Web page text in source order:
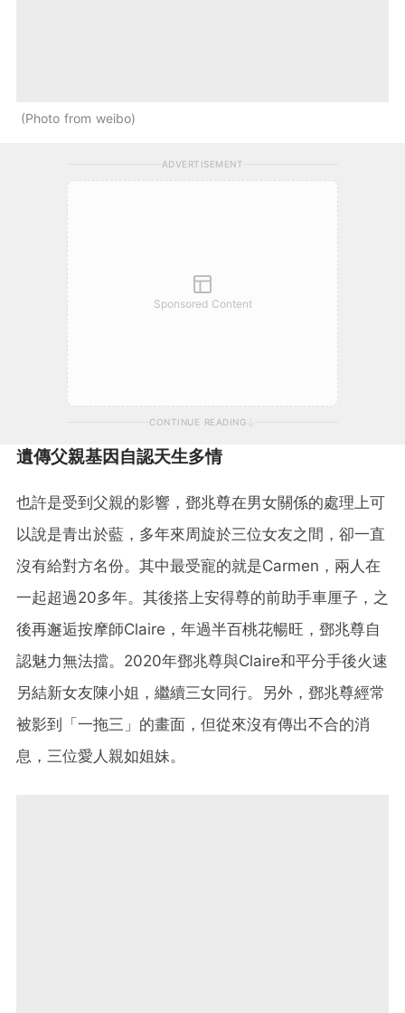
Photo from weibo
ADVERTISEMENT
Sponsored Content
CONTINUE READING
遺傳父親基因自認天生多情
也許是受到父親的影響，鄧兆尊在男女關係的處理上可
以說是青出於藍，多年來周旋於三位女友之間，卻一直
沒有給對方名份。其中最受寵的就是Carmen，兩人在
一起超過20多年。其後搭上安得尊的前助手車厘子，之
後再邂逅按摩師Claire，年過半百桃花暢旺，鄧兆尊自
認魅力無法擋。2020年鄧兆尊與Claire和平分手後火速
另結新女友陳小姐，繼續三女同行。另外，鄧兆尊經常
被影到「一拖三」的畫面，但從來沒有傳出不合的消
息，三位愛人親如姐妹。